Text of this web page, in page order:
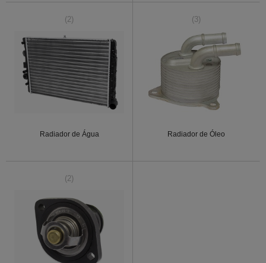
(2)
Radiador de Água
(3)
Radiador de Óleo
(2)